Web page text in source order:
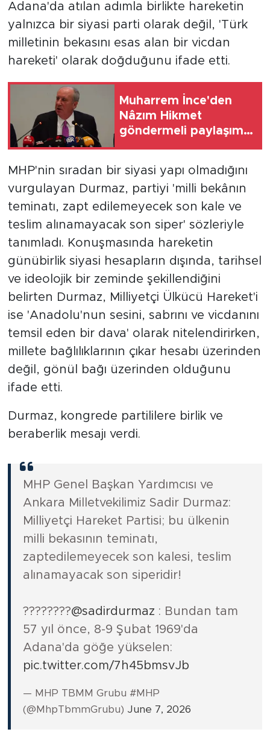
Adana'da atılan adımla birlikte hareketin
yalnızca bir siyasi parti olarak değil, 'Türk
milletinin bekasını esas alan bir vicdan
hareketi' olarak doğduğunu ifade etti.
Muharrem İnce'den
Nâzım Hikmet
göndermeli paylaşım:
MHP'nin sıradan bir siyasi yapı olmadığını
vurgulayan Durmaz, partiyi 'milli bekânın
teminatı, zapt edilemeyecek son kale ve
teslim alınamayacak son siper' sözleriyle
tanımladı. Konuşmasında hareketin
günübirlik siyasi hesapların dışında, tarihsel
ve ideolojik bir zeminde şekillendiğini
belirten Durmaz, Milliyetçi Ülkücü Hareket'i
ise 'Anadolu'nun sesini, sabrını ve vicdanını
temsil eden bir dava' olarak nitelendirirken,
millete bağlılıklarının çıkar hesabı üzerinden
değil, gönül bağı üzerinden olduğunu
ifade etti.
Durmaz, kongrede partililere birlik ve
beraberlik mesajı verdi.
MHP Genel Başkan Yardımcısı ve
Ankara Milletvekilimiz Sadir Durmaz:
Milliyetçi Hareket Partisi; bu ülkenin
milli bekasının teminatı,
zaptedilemeyecek son kalesi, teslim
alınamayacak son siperidir!
????????@sadirdurmaz : Bundan tam
57 yıl önce, 8-9 Şubat 1969'da
Adana'da göğe yükselen:
pic.twitter.com/7h45bmsvJb
— MHP TBMM Grubu #MHP
(@MhpTbmmGrubu) June 7, 2026